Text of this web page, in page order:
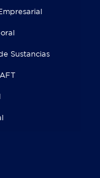
Sustancias